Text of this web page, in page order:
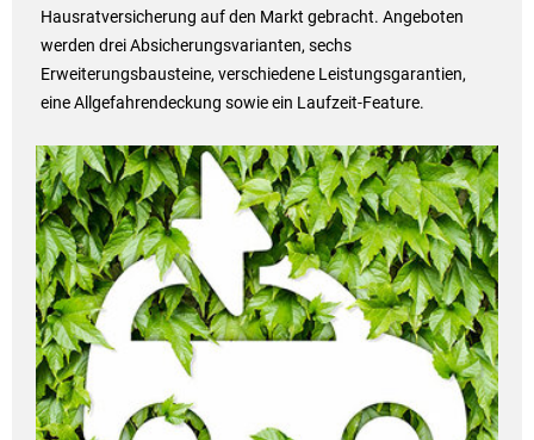
Hausratversicherung auf den Markt gebracht. Angeboten
werden drei Absicherungsvarianten, sechs
Erweiterungsbausteine, verschiedene Leistungsgarantien,
eine Allgefahrendeckung sowie ein Laufzeit-Feature.